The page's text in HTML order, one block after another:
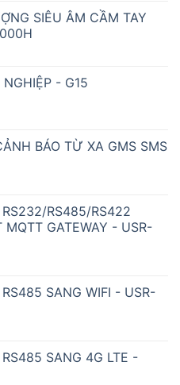
SIÊU ÂM CẦM TAY
- G15
BÁO TỪ XA GMS SMS
RS485/RS422
MQTT GATEWAY - USR-
SANG WIFI - USR-
SANG 4G LTE -